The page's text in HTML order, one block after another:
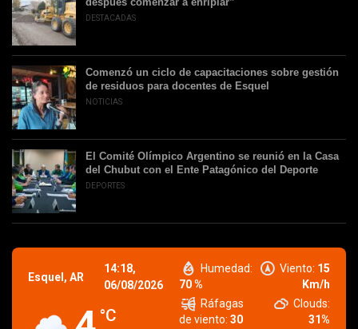
DESTACADAS
Comenzó un ciclo de capacitaciones sobre gestión
de residuos para docentes de Esquel
NOTICIAS
El Comité Olímpico Argentino se reunió en la Casa
del Chubut con el Ente Patagónico del Deporte
DEPORTES
Esquel, AR
14:18,
06/08/2026
°C
Humedad:
70 %
Viento: 15
Km/h
Ráfagas
de viento: 30
Clouds:
31%